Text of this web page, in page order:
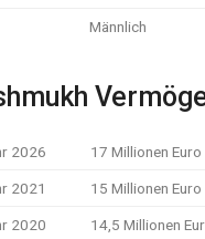
Männlich
2026 17 Millionen Euro
2021 15 Millionen Euro
2020 14,5 Millionen